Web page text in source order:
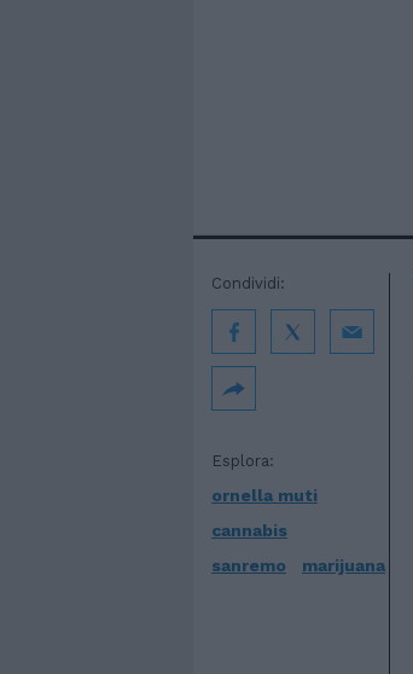
Esplora:
ornella muti
cannabis
sanremo
marijuana
Condividi: